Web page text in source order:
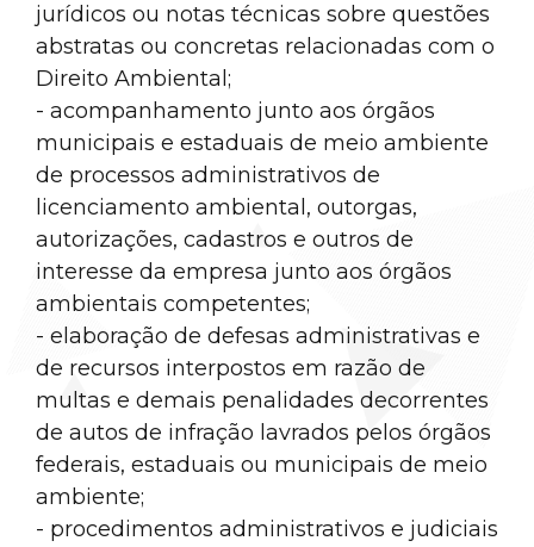
jurídicos ou notas técnicas sobre questões
abstratas ou concretas relacionadas com o
Direito Ambiental;
- acompanhamento junto aos órgãos
municipais e estaduais de meio ambiente
de processos administrativos de
licenciamento ambiental, outorgas,
autorizações, cadastros e outros de
interesse da empresa junto aos órgãos
ambientais competentes;
- elaboração de defesas administrativas e
de recursos interpostos em razão de
multas e demais penalidades decorrentes
de autos de infração lavrados pelos órgãos
federais, estaduais ou municipais de meio
ambiente;
- procedimentos administrativos e judiciais